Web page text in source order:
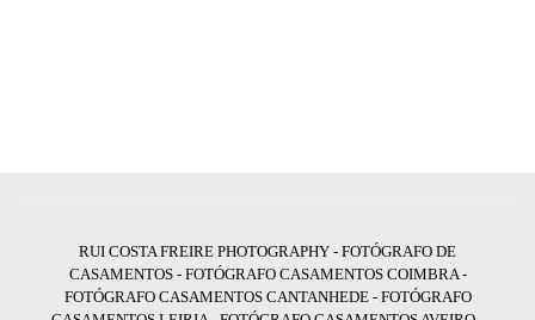
RUI COSTA FREIRE PHOTOGRAPHY - FOTÓGRAFO DE
CASAMENTOS - FOTÓGRAFO CASAMENTOS COIMBRA -
FOTÓGRAFO CASAMENTOS CANTANHEDE - FOTÓGRAFO